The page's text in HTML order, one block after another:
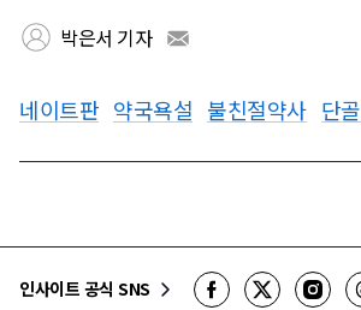
박은서 기자
네이트판 약국욕설 불친절약사 단
인사이트 공식 SNS